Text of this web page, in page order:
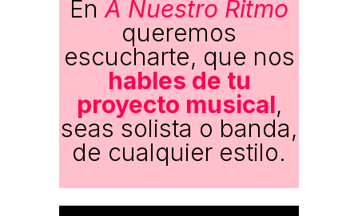
En A Nuestro Ritmo
queremos
escucharte, que nos
hables de tu
proyecto musical,
seas solista o banda,
de cualquier estilo.